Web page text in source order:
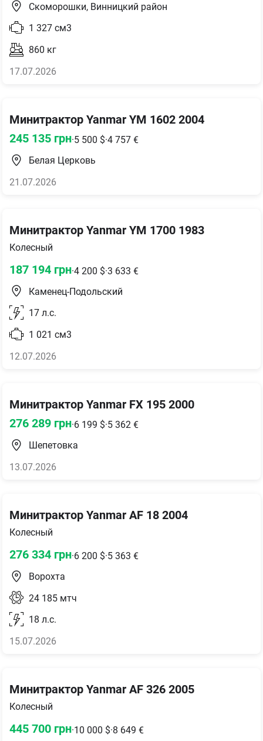
Скоморошки, Винницкий район
1 327 см3
860 кг
17.07.2026
Минитрактор Yanmar YM 1602 2004
245 135 грн·5 500 $·4 757 €
Белая Церковь
21.07.2026
Минитрактор Yanmar YM 1700 1983
Колесный
187 194 грн·4 200 $·3 633 €
Каменец-Подольский
17 л.с.
1 021 см3
12.07.2026
Минитрактор Yanmar FX 195 2000
276 289 грн·6 199 $·5 362 €
Шепетовка
13.07.2026
Минитрактор Yanmar AF 18 2004
Колесный
276 334 грн·6 200 $·5 363 €
Ворохта
24 185 мтч
18 л.с.
15.07.2026
Минитрактор Yanmar AF 326 2005
Колесный
445 700 грн·10 000 $·8 649 €